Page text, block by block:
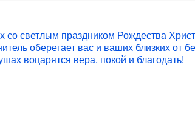
со светлым праздником Рождества
оберегает вас и ваших близких от
воцарятся вера, покой и благодать!